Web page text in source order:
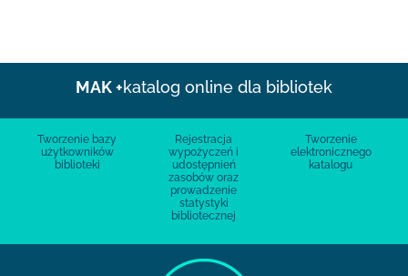
MAK +katalog online dla bibliotek
Tworzenie bazy
użytkowników
biblioteki
Rejestracja
wypożyczeń i
udostępnień
zasobów oraz
prowadzenie
statystyki
bibliotecznej
Tworzenie
elektronicznego
katalogu